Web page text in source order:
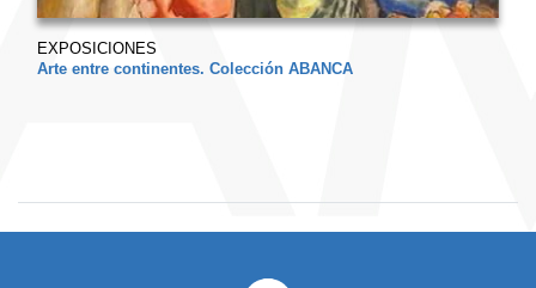
EXPOSICIONES
Arte entre continentes. Colección ABANCA